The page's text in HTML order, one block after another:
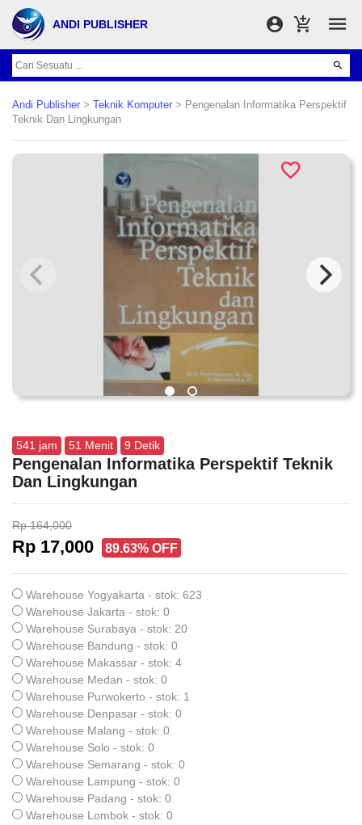
ANDI PUBLISHER
Andi Publisher > Teknik Komputer > Pengenalan Informatika Perspektif
Teknik Dan Lingkungan
541 jam 51 Menit 8 Detik
Pengenalan Informatika Perspektif Teknik
Dan Lingkungan
Rp 164,000
Rp 17,000 89.63% OFF
Warehouse Yogyakarta - stok: 623
Warehouse Jakarta - stok: 0
Warehouse Surabaya - stok: 20
Warehouse Bandung - stok: 0
Warehouse Makassar - stok: 4
Warehouse Medan - stok: 0
Warehouse Purwokerto - stok: 1
Warehouse Denpasar - stok: 0
Warehouse Malang - stok: 0
Warehouse Solo - stok: 0
Warehouse Semarang - stok: 0
Warehouse Lampung - stok: 0
Warehouse Padang - stok: 0
Warehouse Lombok - stok: 0